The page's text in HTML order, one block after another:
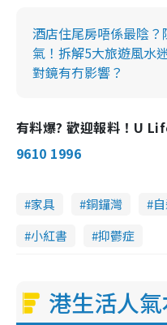
酒店住尾房唔係最陰
氣！拆解5大旅遊風水
對鏡有冇影響？
有料爆? 歡迎報料！U
9610 1996
家具 銅鑼灣
小紅書
抑鬱症
港生活人